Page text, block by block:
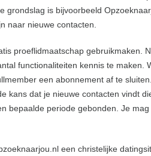
grondslag is bijvoorbeeld
naar nieuwe contacten.
proeflidmaatschap gebruikmaken.
functionaliteiten kennis te maken.
een abonnement af te
kans dat je nieuwe contacten vindt
bepaalde periode gebonden. Je
een christelijke